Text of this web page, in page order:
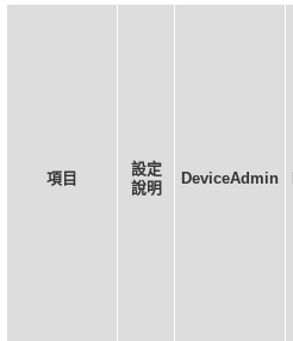
項目
設定
說明
DeviceAdmin